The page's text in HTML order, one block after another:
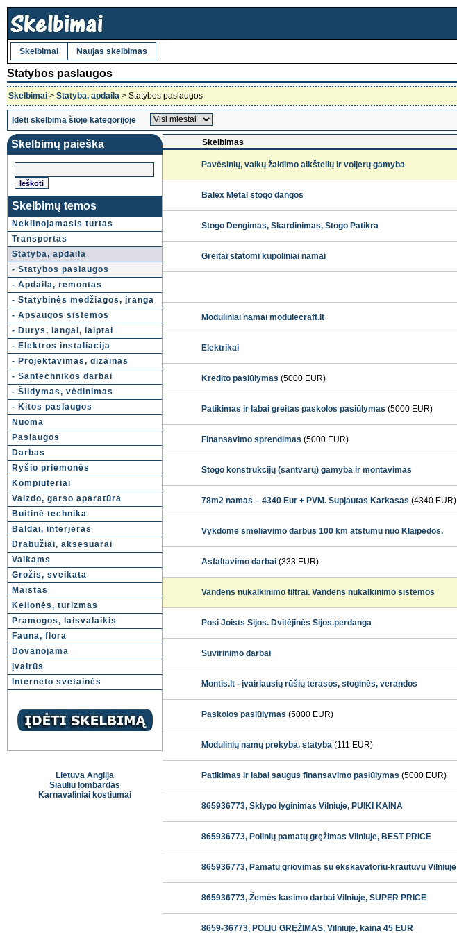
Skelbimai Naujas skelbimas
Statybos paslaugos
Skelbimai > Statyba, apdaila > Statybos paslaugos
Įdėti skelbimą šioje kategorijoje
Skelbimų paieška
Skelbimų temos
Nekilnojamasis turtas
Transportas
Statyba, apdaila
- Statybos paslaugos
- Apdaila, remontas
- Statybinės medžiagos, įranga
- Apsaugos sistemos
- Durys, langai, laiptai
- Elektros instaliacija
- Projektavimas, dizainas
- Santechnikos darbai
- Šildymas, vėdinimas
- Kitos paslaugos
Nuoma
Paslaugos
Darbas
Ryšio priemonės
Kompiuteriai
Vaizdo, garso aparatūra
Buitinė technika
Baldai, interjeras
Drabužiai, aksesuarai
Vaikams
Grožis, sveikata
Maistas
Kelionės, turizmas
Pramogos, laisvalaikis
Fauna, flora
Dovanojama
Įvairūs
Interneto svetainės
Lietuva Anglija
Siauliu lombardas
Karnavaliniai kostiumai
Skelbimas
Pavėsinių, vaikų žaidimo aikštelių ir voljerų gamyba
Balex Metal stogo dangos
Stogo Dengimas, Skardinimas, Stogo Patikra
Greitai statomi kupoliniai namai
Moduliniai namai modulecraft.lt
Elektrikai
Kredito pasiūlymas (5000 EUR)
Patikimas ir labai greitas paskolos pasiūlymas (5000 EUR)
Finansavimo sprendimas (5000 EUR)
Stogo konstrukcijų (santvarų) gamyba ir montavimas
78m2 namas – 4340 Eur + PVM. Supjautas Karkasas (4340 EUR)
Vykdome smeliavimo darbus 100 km atstumu nuo Klaipedos.
Asfaltavimo darbai (333 EUR)
Vandens nukalkinimo filtrai. Vandens nukalkinimo sistemos
Posi Joists Sijos. Dvitėjinės Sijos.perdanga
Suvirinimo darbai
Montis.lt - įvairiausių rūšių terasos, stoginės, verandos
Paskolos pasiūlymas (5000 EUR)
Modulinių namų prekyba, statyba (111 EUR)
Patikimas ir labai saugus finansavimo pasiūlymas (5000 EUR)
865936773, Sklypo lyginimas Vilniuje, PUIKI KAINA
865936773, Polinių pamatų gręžimas Vilniuje, BEST PRICE
865936773, Pamatų griovimas su ekskavatoriu-krautuvu Vilniuje
865936773, Žemės kasimo darbai Vilniuje, SUPER PRICE
8659-36773, POLIŲ GRĘŽIMAS, Vilniuje, kaina 45 EUR